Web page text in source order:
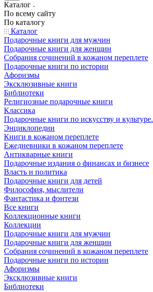
Каталог
По всему сайту
По каталогу
Каталог
Подарочные книги для мужчин
Подарочные книги для женщин
Собрания сочинений в кожаном переплете
Подарочные книги по истории
Афоризмы
Эксклюзивные книги
Библиотеки
Религиозные подарочные книги
Классика
Подарочные книги по искусству и культуре.
Энциклопедии
Книги в кожаном переплете
Ежедневники в кожаном переплете
Антикварные книги
Подарочные издания о финансах и бизнесе
Власть и политика
Подарочные книги для детей
Философия, мыслители
Фантастика и фэнтези
Все книги
Коллекционные книги
Коллекции
Подарочные книги для мужчин
Подарочные книги для женщин
Собрания сочинений в кожаном переплете
Подарочные книги по истории
Афоризмы
Эксклюзивные книги
Библиотеки